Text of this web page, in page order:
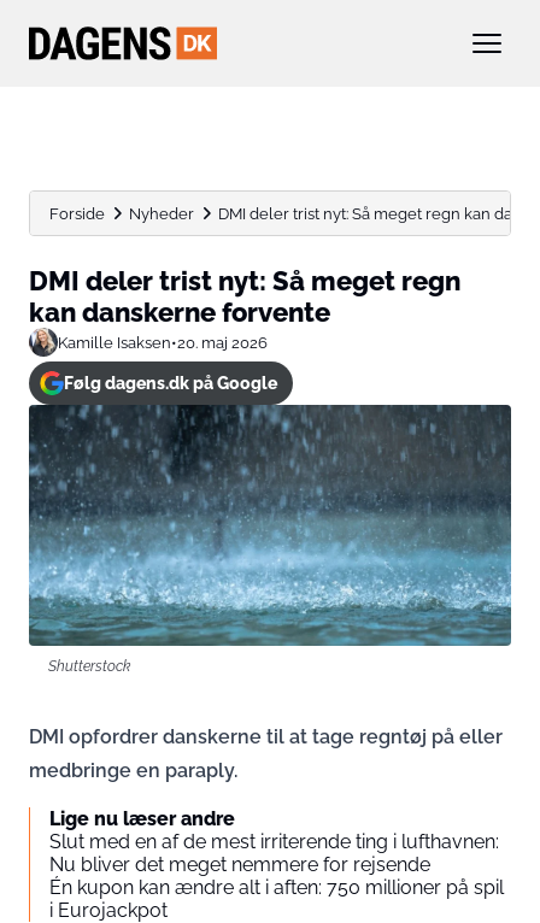
Forside Nyheder DMI deler trist nyt: Så meget regn kan
DMI deler trist nyt: Så meget regn
kan danskerne forvente
Kamille Isaksen•20. maj 2026
Følg dagens.dk på Google
Shutterstock
DMI opfordrer danskerne til at tage regntøj på eller
medbringe en paraply.
Lige nu læser andre
Slut med en af de mest irriterende ting i lufthavnen:
Nu bliver det meget nemmere for rejsende
Én kupon kan ændre alt i aften: 750 millioner på spil
i Eurojackpot